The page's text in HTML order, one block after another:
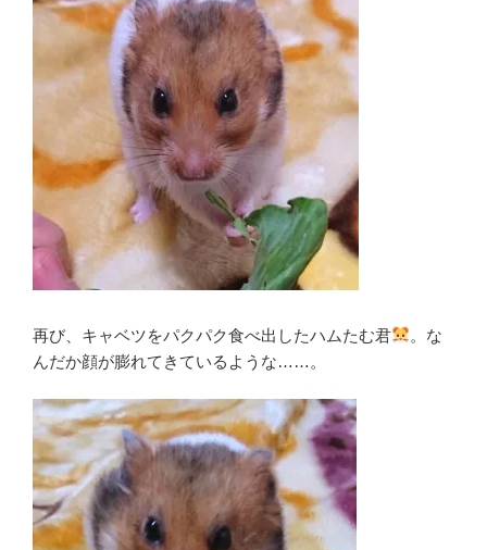
再び、キャベツをパクパク食べ出したハムたむ君
。な
んだか顔が膨れてきているような……。